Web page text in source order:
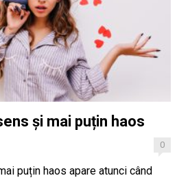
și mai puțin haos
0
puțin haos apare atunci când